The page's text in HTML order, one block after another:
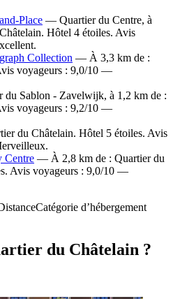
Place — Quartier du Centre, à
Hôtel 4 étoiles. Avis
Collection — À 3,3 km de :
voyageurs : 9,0/10 —
Sablon - Zavelwijk, à 1,2 km de :
voyageurs : 9,2/10 —
du Châtelain. Hôtel 5 étoiles. Avis
Centre — À 2,8 km de : Quartier du
Avis voyageurs : 9,0/10 —
Catégorie d’hébergement
du Châtelain ?